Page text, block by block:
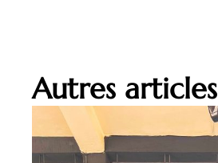
Autres articles